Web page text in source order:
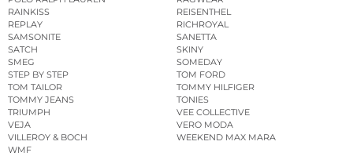
RAINKISS
REISENTHEL
REPLAY
RICHROYAL
SAMSONITE
SANETTA
SATCH
SKINY
SMEG
SOMEDAY
STEP BY STEP
TOM FORD
TOM TAILOR
TOMMY HILFIGER
TOMMY JEANS
TONIES
TRIUMPH
VEE COLLECTIVE
VEJA
VERO MODA
VILLEROY & BOCH
WEEKEND MAX MARA
WMF